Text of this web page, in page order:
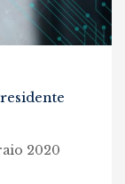
2020